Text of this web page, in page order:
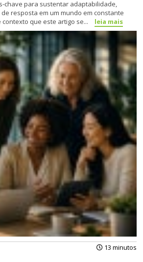
chave para sustentar adaptabilidade,
resposta em um mundo em constante
que este artigo se...
leia mais
13 minutos